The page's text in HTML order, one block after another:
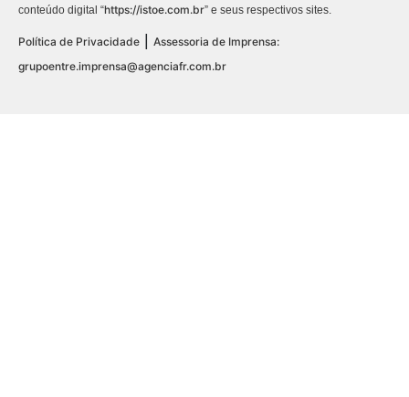
conteúdo digital “https://istoe.com.br” e seus respectivos sites.
Política de Privacidade | Assessoria de Imprensa:
grupoentre.imprensa@agenciafr.com.br